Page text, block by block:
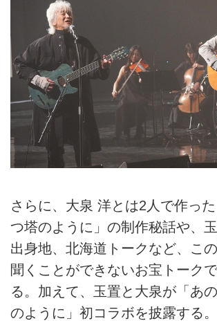
さらに、大泉 洋とは2人で作っ
つ塔のように」の制作秘話や、
出身地、北海道トークなど、こ
聞くことができないお宝トーク
る。加えて、玉置と大泉が「あ
のように」初コラボを披露する。